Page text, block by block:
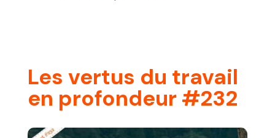
Les vertus du travail
en profondeur #232